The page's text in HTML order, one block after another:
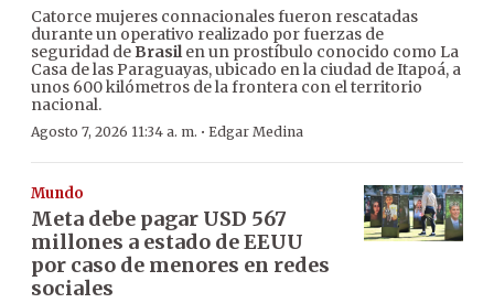
Catorce mujeres connacionales fueron rescatadas
durante un operativo realizado por fuerzas de
seguridad de Brasilen un prostíbulo conocido como La
Casa de las Paraguayas, ubicado en la ciudad de Itapoá, a
unos 600 kilómetros de la frontera con el territorio
nacional.
Agosto 7, 2026 11:34 a. m. · Edgar Medina
Mundo
Meta debe pagar USD 567
millones a estado de EEUU
por caso de menores en redes
sociales